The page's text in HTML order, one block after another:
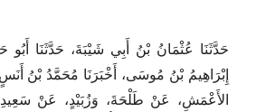
حَدَّثَنَا عُثْمَانُ بْنُ أَبِي شَيْبَةَ، حَدَّثَنَا أَبُو
إِبْرَاهِيمُ بْنُ مُوسَى، أَخْبَرَنَا مُحَمَّدُ بْنُ
الأَعْمَشِ، عَنْ طَلْحَةَ، وَزُبَيْدٍ، عَنْ